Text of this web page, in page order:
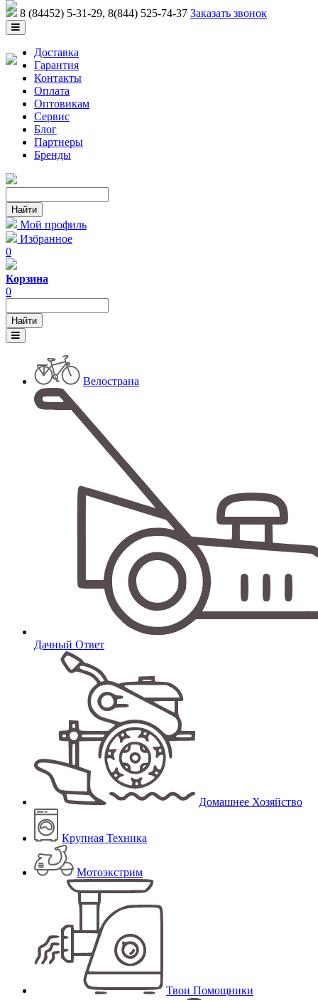
8 (84452) 5-31-29, 8(844) 525-74-37 Заказать звонок
Доставка
Гарантия
Контакты
Оплата
Оптовикам
Сервис
Блог
Партнеры
Бренды
Мой профиль
Избранное
0
Корзина
0
Велострана
Дачный Ответ
Домашнее Хозяйство
Крупная Техника
Мотоэкстрим
Твои Помощники